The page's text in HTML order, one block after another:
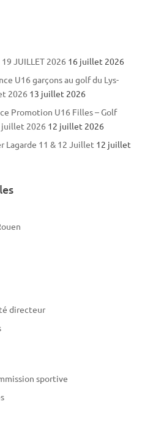
JUILLET 2026 16 juillet 2026
U16 garçons au golf du Lys-
2026 13 juillet 2026
Promotion U16 Filles – Golf
juillet 2026 12 juillet 2026
Lagarde 11 & 12 Juillet 12 juillet
directeur
sportive